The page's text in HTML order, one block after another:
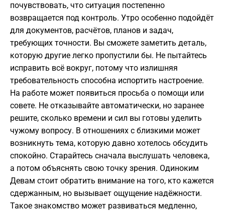
почувствовать, что ситуация постепенно
возвращается под контроль. Утро особенно подойдёт
для документов, расчётов, планов и задач,
требующих точности. Вы сможете заметить деталь,
которую другие легко пропустили бы. Не пытайтесь
исправить всё вокруг, потому что излишняя
требовательность способна испортить настроение.
На работе может появиться просьба о помощи или
совете. Не отказывайте автоматически, но заранее
решите, сколько времени и сил вы готовы уделить
чужому вопросу. В отношениях с близкими может
возникнуть тема, которую давно хотелось обсудить
спокойно. Старайтесь сначала выслушать человека,
а потом объяснять свою точку зрения. Одиноким
Девам стоит обратить внимание на того, кто кажется
сдержанным, но вызывает ощущение надёжности.
Такое знакомство может развиваться медленно,